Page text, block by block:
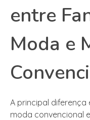
entre
Moda e
A principal
moda convencional